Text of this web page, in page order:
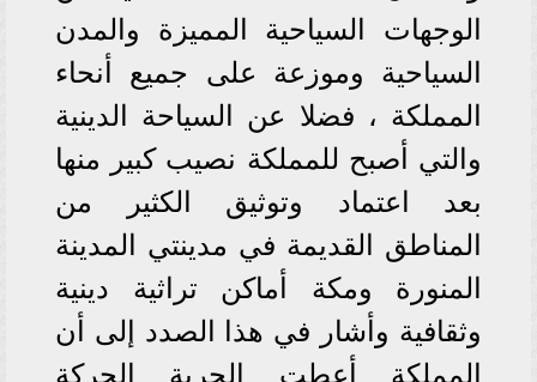
الوجهات السياحية المميزة والمدن
السياحية وموزعة على جميع أنحاء
المملكة ، فضلا عن السياحة الدينية
والتي أصبح للمملكة نصيب كبير منها
بعد اعتماد وتوثيق الكثير من
المناطق القديمة في مدينتي المدينة
المنورة ومكة أماكن تراثية دينية
وثقافية وأشار في هذا الصدد إلى أن
المملكة أعطت الحرية الحركة